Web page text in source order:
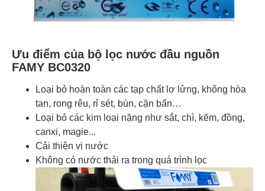
Ưu điểm của bộ lọc nước đầu nguồn
FAMY BC0320
Loại bỏ hoàn toàn các tạp chất lơ lửng, không hòa
tan, rong rêu, rỉ sét, bùn, cặn bẩn…
Loại bỏ các kim loại nặng như sắt, chì, kẽm, đồng,
canxi, magie...
Cải thiện vị nước
Không có nước thải ra trong quá trình lọc